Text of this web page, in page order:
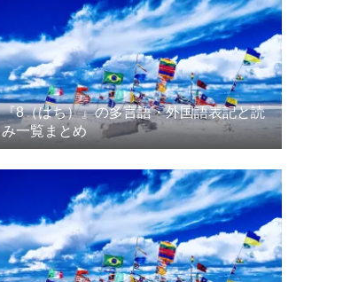
『8（はち）』の多言語・外国語表記と読
み一覧まとめ